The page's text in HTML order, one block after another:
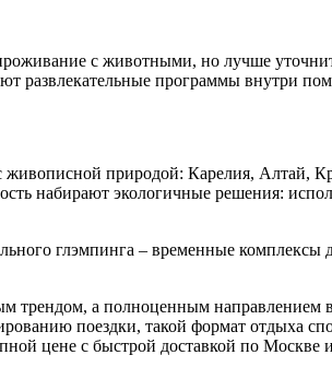
с животными, но лучше
развлекательные программы внутри
природой: Карелия, Алтай,
набирают экологичные решения:
глэмпинга – временные
трендом, а полноценным направлением
поездки, такой формат отдыха
цене с быстрой доставкой по Москве